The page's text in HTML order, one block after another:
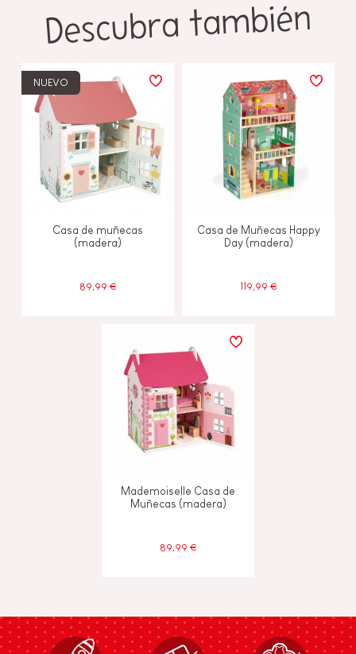
Descubra también
NUEVO
Casa de muñecas
(madera)
89,99 €
Casa de Muñecas Happy
Day (madera)
119,99 €
Mademoiselle Casa de
Muñecas (madera)
89,99 €